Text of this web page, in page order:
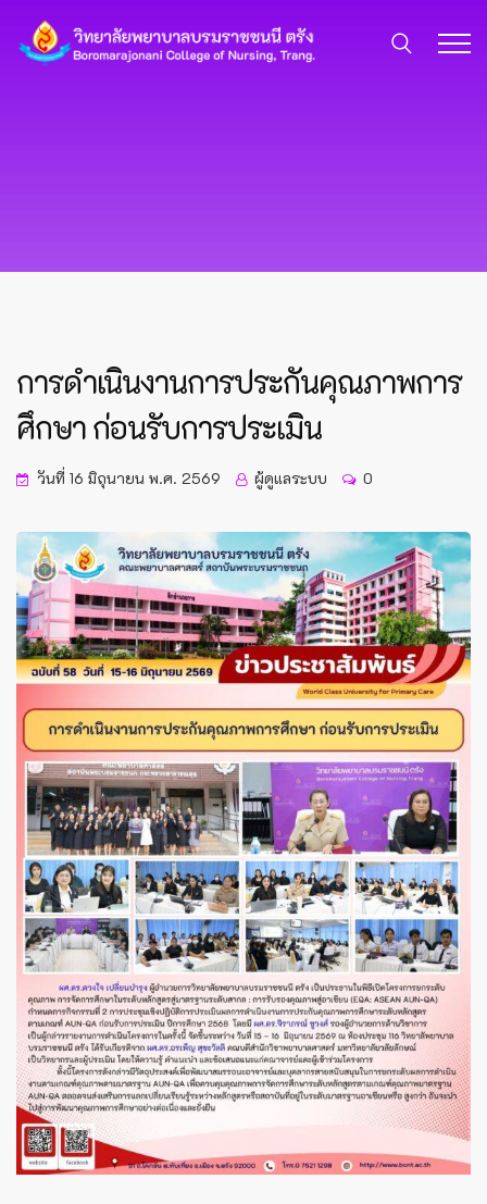
การดำเนินงานการประกันคุณภาพการ
ศึกษา ก่อนรับการประเมิน
วันที่ 16 มิถุนายน พ.ศ. 2569 ผู้ดูแลระบบ 0